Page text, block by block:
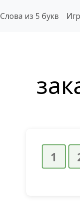
Слова из 5 букв